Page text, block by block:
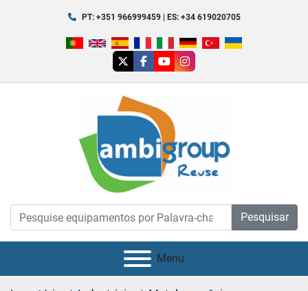
PT: +351 966999459 | ES: +34 619020705
twitterfacebook
youtubeinstagram
Pesquisar
Menu